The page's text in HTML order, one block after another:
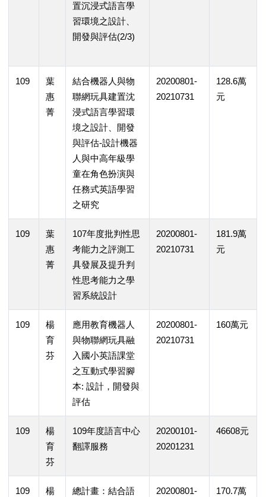
置沉浸式語言學
習環境之設計、
開發與評估(2/3)
109
葉
惠
菁
結合機器人與物
聯網玩具建置沈
浸式語言學習環
境之設計、開發
與評估-設計機器
人與中高年級學
童在角色扮演與
任務式英語學習
之研究
20200801-
20210731
128.6萬
元
109
葉
惠
菁
107年度批判性思
考能力之評測工
具發展及提升判
性思考能力之學
習系統設計
20200801-
20210731
181.9萬
元
109
楊
育
芬
應用教育機器人
與物聯網玩具融
入國小英語課堂
之互動式學習腳
本: 設計，開發與
評估
20200801-
20210731
160萬元
109
楊
育
芬
109年度語言中心
翻譯服務
20200101-
20201231
46608元
109
楊
總計畫：結合語
20200801-
170.7萬